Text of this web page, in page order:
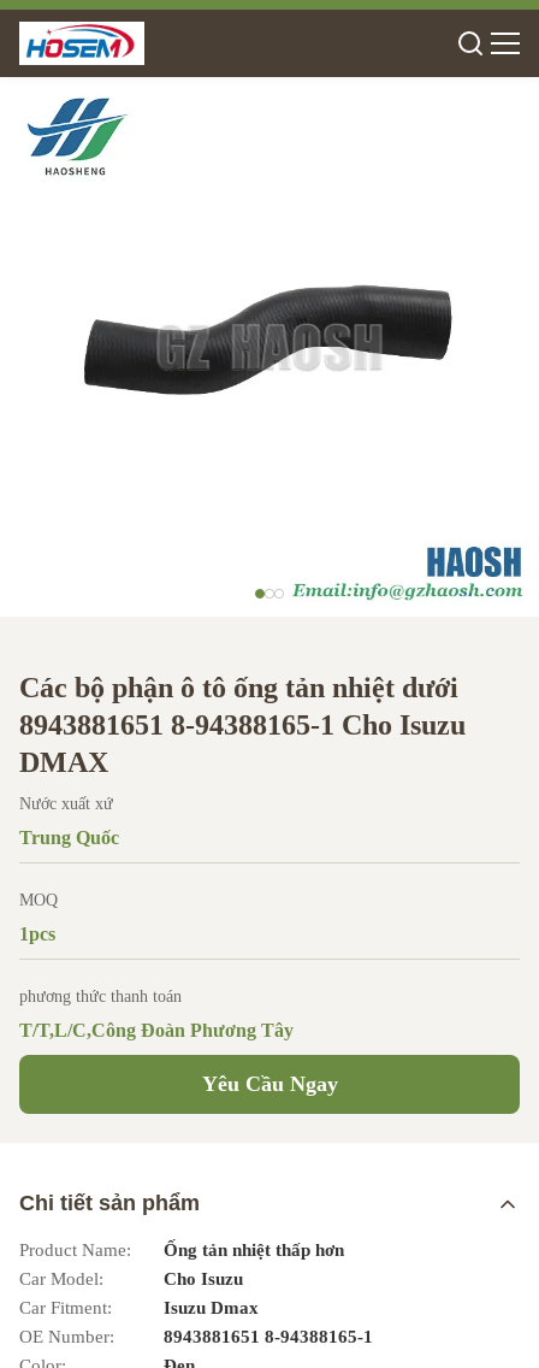
Các bộ phận ô tô ống tản nhiệt dưới
8943881651 8-94388165-1 Cho Isuzu
DMAX
Nước xuất xứ
Trung Quốc
MOQ
1pcs
phương thức thanh toán
T/T,L/C,Công Đoàn Phương Tây
Yêu Cầu Ngay
Chi tiết sản phẩm
Product Name:
Ống tản nhiệt thấp hơn
Car Model:
Cho Isuzu
Car Fitment:
Isuzu Dmax
OE Number:
8943881651 8-94388165-1